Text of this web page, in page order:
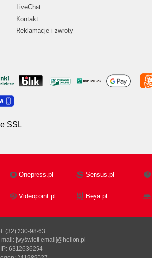
LiveChat
Kontakt
Reklamacje i zwroty
SSL
Onepress.pl Sensus.pl
Videopoint.pl Beya.pl
(32) 230-98-63
mail: [wyświetl email]@helion.pl
6312636254